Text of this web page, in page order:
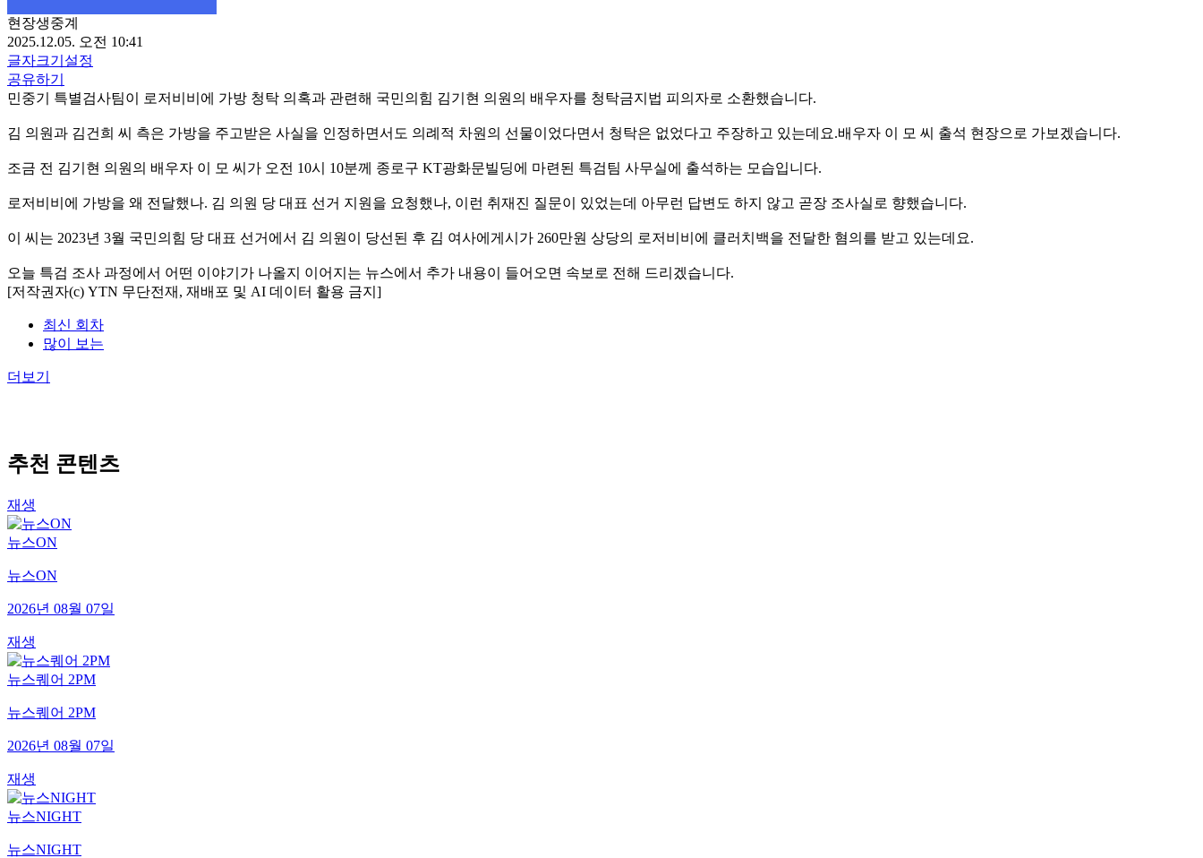
현장생중계
2025.12.05. 오전 10:41
글자크기설정
공유하기
민중기 특별검사팀이 로저비비에 가방 청탁 의혹과 관련해 국민의힘 김기현 의원의 배우자를 청탁금지법 피의자로 소환했습니다.
김 의원과 김건희 씨 측은 가방을 주고받은 사실을 인정하면서도 의례적 차원의 선물이었다면서 청탁은 없었다고 주장하고 있는데요.배우자 이 모 씨 출석 현장으로 가보겠습니다.
조금 전 김기현 의원의 배우자 이 모 씨가 오전 10시 10분께 종로구 KT광화문빌딩에 마련된 특검팀 사무실에 출석하는 모습입니다.
로저비비에 가방을 왜 전달했나. 김 의원 당 대표 선거 지원을 요청했나, 이런 취재진 질문이 있었는데 아무런 답변도 하지 않고 곧장 조사실로 향했습니다.
이 씨는 2023년 3월 국민의힘 당 대표 선거에서 김 의원이 당선된 후 김 여사에게시가 260만원 상당의 로저비비에 클러치백을 전달한 혐의를 받고 있는데요.
오늘 특검 조사 과정에서 어떤 이야기가 나올지 이어지는 뉴스에서 추가 내용이 들어오면 속보로 전해 드리겠습니다.
[저작권자(c) YTN 무단전재, 재배포 및 AI 데이터 활용 금지]
최신 회차
많이 보는
더보기
추천 콘텐츠
재생
뉴스ON
뉴스ON
2026년 08월 07일
재생
뉴스퀘어 2PM
뉴스퀘어 2PM
2026년 08월 07일
재생
뉴스NIGHT
뉴스NIGHT